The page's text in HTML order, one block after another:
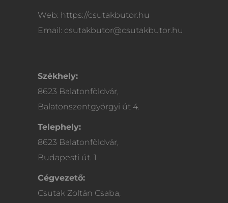
Web: https://csutakbutor.hu
Email: csutakbutor@csutakbutor.hu
Székhely:
8623 Balatonföldvár,
Balatonszentgyörgyi út 4.
Telephely:
8623 Balatonföldvár,
Budapesti út. 1
Cégvezető:
Csutak Zoltán Csaba,